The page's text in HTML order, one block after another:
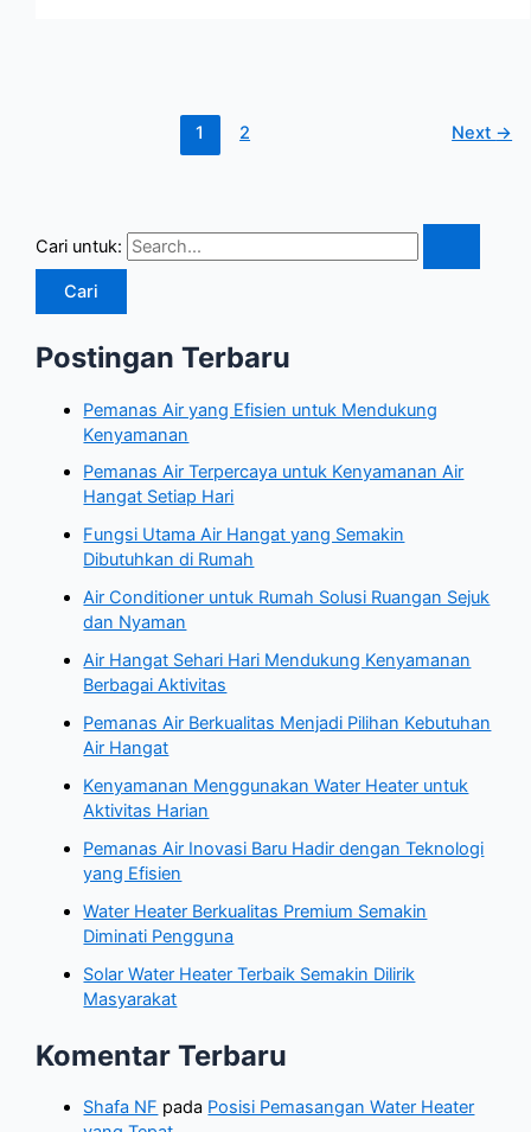
1 2 Next →
Cari untuk:
Postingan Terbaru
Pemanas Air yang Efisien untuk Mendukung
Kenyamanan
Pemanas Air Terpercaya untuk Kenyamanan Air
Hangat Setiap Hari
Fungsi Utama Air Hangat yang Semakin
Dibutuhkan di Rumah
Air Conditioner untuk Rumah Solusi Ruangan Sejuk
dan Nyaman
Air Hangat Sehari Hari Mendukung Kenyamanan
Berbagai Aktivitas
Pemanas Air Berkualitas Menjadi Pilihan Kebutuhan
Air Hangat
Kenyamanan Menggunakan Water Heater untuk
Aktivitas Harian
Pemanas Air Inovasi Baru Hadir dengan Teknologi
yang Efisien
Water Heater Berkualitas Premium Semakin
Diminati Pengguna
Solar Water Heater Terbaik Semakin Dilirik
Masyarakat
Komentar Terbaru
Shafa NF pada Posisi Pemasangan Water Heater